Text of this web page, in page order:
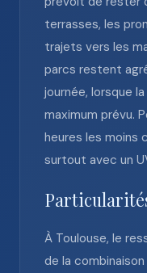
terrasses, les
trajets vers les
parcs restent
journée, lorsque
maximum prévu.
heures les moins
surtout avec un
À Toulouse, le
de la